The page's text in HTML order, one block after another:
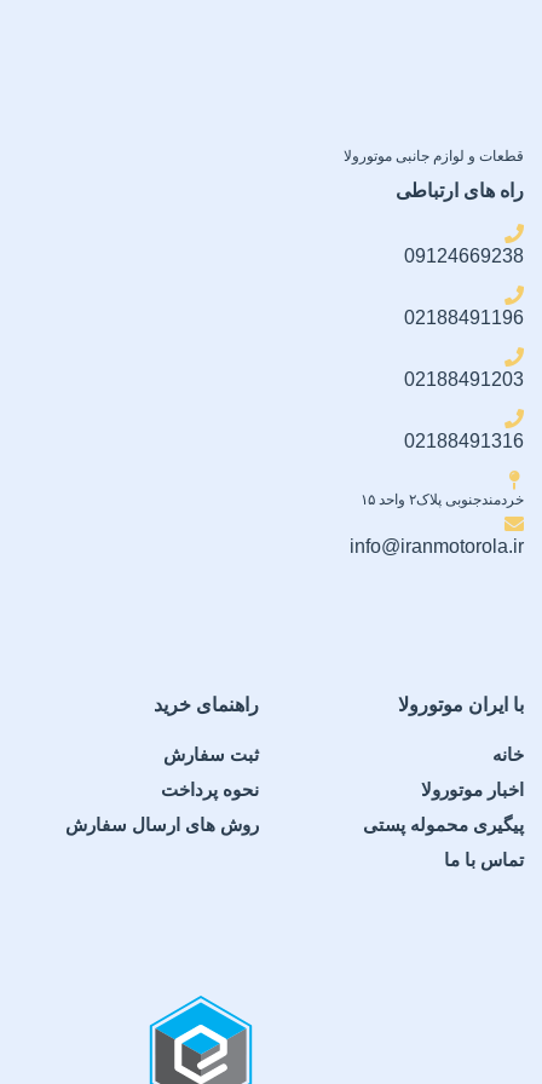
قطعات و لوازم جانبی موتورولا
راه های ارتباطی
09124669238
02188491196
02188491203
02188491316
خردمندجنوبی پلاک۲ واحد ۱۵
info@iranmotorola.ir
با ایران موتورولا
خانه
اخبار موتورولا
پیگیری محموله پستی
تماس با ما
راهنمای خرید
ثبت سفارش
نحوه پرداخت
روش های ارسال سفارش